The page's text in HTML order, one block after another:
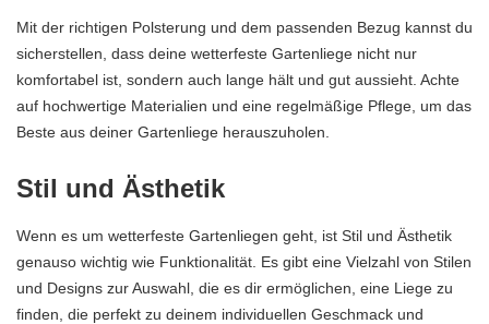
Mit der richtigen Polsterung und dem passenden Bezug kannst du
sicherstellen, dass deine wetterfeste Gartenliege nicht nur
komfortabel ist, sondern auch lange hält und gut aussieht. Achte
auf hochwertige Materialien und eine regelmäßige Pflege, um das
Beste aus deiner Gartenliege herauszuholen.
Stil und Ästhetik
Wenn es um wetterfeste Gartenliegen geht, ist Stil und Ästhetik
genauso wichtig wie Funktionalität. Es gibt eine Vielzahl von Stilen
und Designs zur Auswahl, die es dir ermöglichen, eine Liege zu
finden, die perfekt zu deinem individuellen Geschmack und